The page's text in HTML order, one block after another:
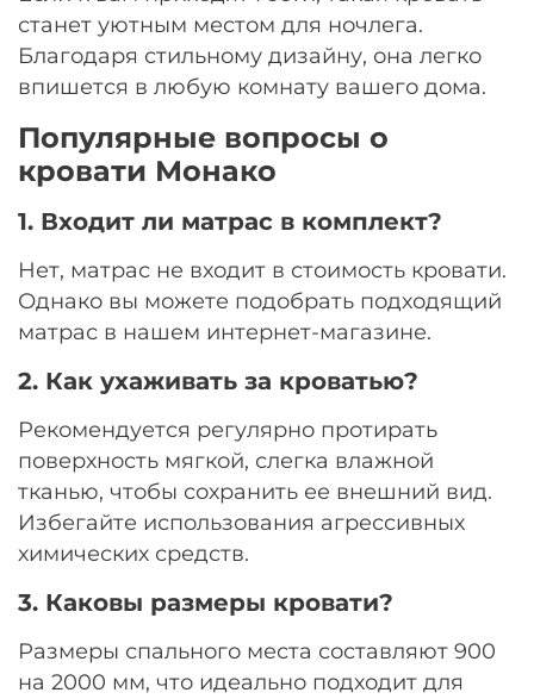
станет уютным местом для ночлега.
Благодаря стильному дизайну, она легко
впишется в любую комнату вашего дома.
Популярные вопросы о
кровати Монако
1. Входит ли матрас в комплект?
Нет, матрас не входит в стоимость кровати.
Однако вы можете подобрать подходящий
матрас в нашем интернет-магазине.
2. Как ухаживать за кроватью?
Рекомендуется регулярно протирать
поверхность мягкой, слегка влажной
тканью, чтобы сохранить ее внешний вид.
Избегайте использования агрессивных
химических средств.
3. Каковы размеры кровати?
Размеры спального места составляют 900
на 2000 мм, что идеально подходит для